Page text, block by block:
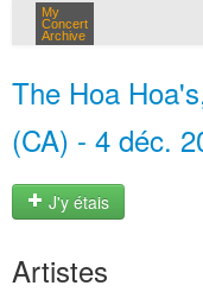
My
Concert
Archive
The Hoa
(CA) - 4 déc.
J'y étais
Artistes